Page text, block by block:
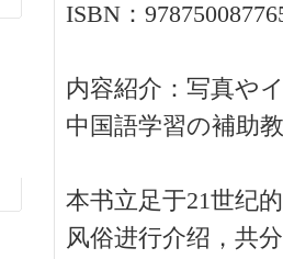
ISBN：
内容紹介：写真や
中国語学習の補助
本书立足于21世纪
风俗进行介绍，共